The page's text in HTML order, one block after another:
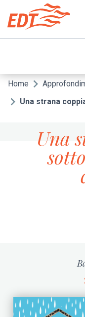
contenuto
principale
Briciole
di
Home
Una strana
Una